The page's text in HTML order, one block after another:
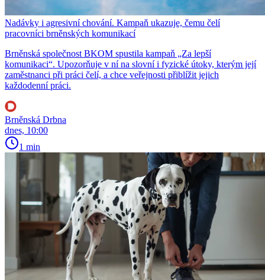
Nadávky i agresivní chování. Kampaň ukazuje, čemu čelí
pracovníci brněnských komunikací
Brněnská společnost BKOM spustila kampaň „Za lepší
komunikaci“. Upozorňuje v ní na slovní i fyzické útoky, kterým její
zaměstnanci při práci čelí, a chce veřejnosti přiblížit jejich
každodenní práci.
Brněnská Drbna
dnes, 10:00
1 min